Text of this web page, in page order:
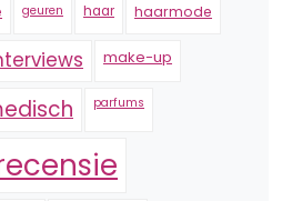
geuren haar haarmode
make-up
parfums